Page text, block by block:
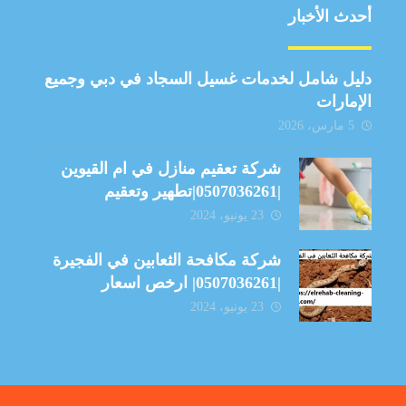
أحدث الأخبار
دليل شامل لخدمات غسيل السجاد في دبي وجميع
الإمارات
5 مارس، 2026
شركة تعقيم منازل في ام القيوين
|0507036261|تطهير وتعقيم
23 يونيو، 2024
شركة مكافحة الثعابين في الفجيرة
|0507036261| ارخص اسعار
23 يونيو، 2024